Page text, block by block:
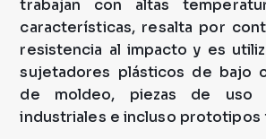
trabajan con altas
características, resalta por
resistencia al impacto y es
sujetadores plásticos de bajo
de moldeo, piezas de uso
industriales e incluso prototipos